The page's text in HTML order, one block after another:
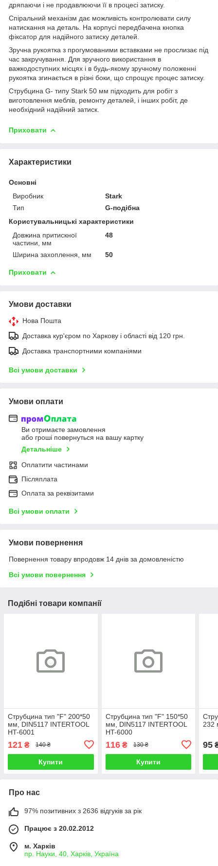
дряпаючи і не продавлюючи її в процесі затиску.
Спіральний механізм дає можливість контролювати силу
натискання на деталь. На корпусі передбачена кнопка
фіксатор для надійного затиску деталей.
Зручна рукоятка з прогумованими вставками не прослизає під
час закручування. Для зручного використання в
важкодоступних місцях і в будь-якому зручному положенні
рукоятка згинається в різні боки, що спрощує процес затиску.
Струбцина G- типу Stark 50 мм підходить для робіт з
виготовлення меблів, ремонту деталей, і інших робіт, де
необхідний надійний затиск.
Приховати
Характеристики
Основні
Виробник
Stark
Тип
G-подібна
Користувальницькі характеристики
Довжина притискної
частини, мм
48
Ширина захоплення, мм 50
Приховати
Умови доставки
Нова Пошта
Доставка кур'єром по Харкову і області від 120 грн.
Доставка транспортними компаніями
Всі умови доставки
Умови оплати
Ви отримаєте замовлення
або гроші повернуться на вашу картку
Детальніше
Оплатити частинами
Післяплата
Оплата за реквізитами
Всі умови оплати
Умови повернення
Повернення товару впродовж 14 днів за домовленістю
Всі умови повернення
Подібні товари компанії
Струбцина тип "F" 200*50
мм, DIN5117 INTERTOOL
HT-6001
121 ₴ 140 ₴
Купити
Струбцина тип "F" 150*50
мм, DIN5117 INTERTOOL
HT-6000
116₴ 130 ₴
Купити
232
95
Про нас
97% позитивних з 2636 відгуків за рік
Працює з 20.02.2012
м. Харків
пр. Науки, 40, Харків, Україна